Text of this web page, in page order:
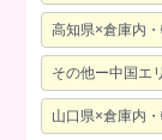
高知県×倉庫内
その他ー中国エ
山口県×倉庫内